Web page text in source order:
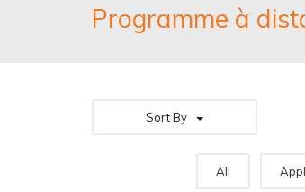
Programme à
Sort By
All